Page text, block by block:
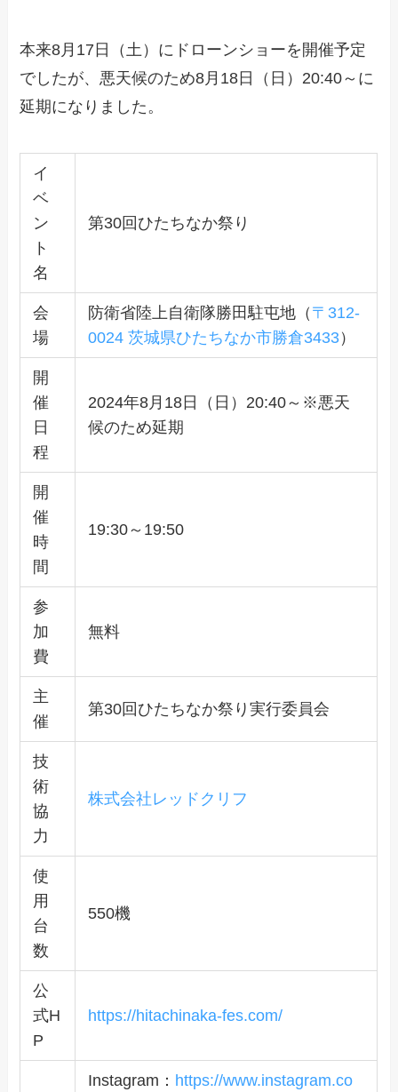
本来8月17日（土）にドローンショーを開催予定
でしたが、悪天候のため8月18日（日）20:40～に
延期になりました。
イ
ベ
ン
ト
名
第30回ひたちなか祭り
会
場
防衛省陸上自衛隊勝田駐屯地（ 〒312-
0024 茨城県ひたちなか市勝倉3433）
開
催
日
程
2024年8月18日（日）20:40～※悪天
候のため延期
開
催
時
間
19:30～19:50
参
加
費
無料
主
催
第30回ひたちなか祭り実行委員会
技
術
協
力
株式会社レッドクリフ
使
用
台
数
550機
公
式H
P
https://hitachinaka-fes.com/
Instagram： https://www.instagram.co